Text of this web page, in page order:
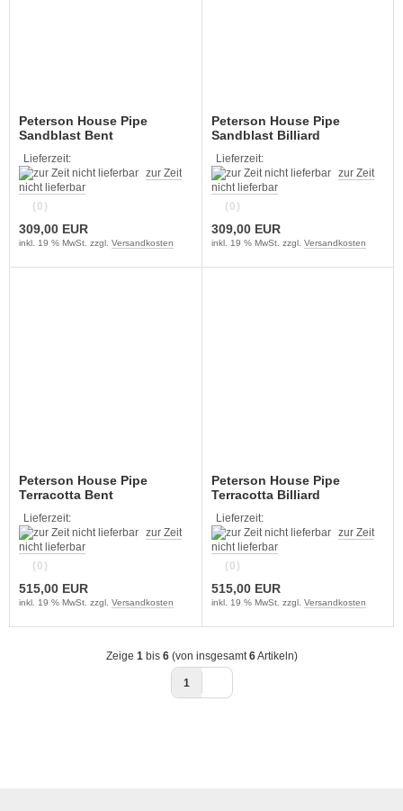
Peterson House Pipe
Sandblast Bent
Lieferzeit:
zur Zeit
nicht lieferbar
(0)
309,00 EUR
inkl. 19 % MwSt. zzgl. Versandkosten
Peterson House Pipe
Sandblast Billiard
Lieferzeit:
zur Zeit
nicht lieferbar
(0)
309,00 EUR
inkl. 19 % MwSt. zzgl. Versandkosten
Peterson House Pipe
Terracotta Bent
Lieferzeit:
zur Zeit
nicht lieferbar
(0)
515,00 EUR
inkl. 19 % MwSt. zzgl. Versandkosten
Peterson House Pipe
Terracotta Billiard
Lieferzeit:
zur Zeit
nicht lieferbar
(0)
515,00 EUR
inkl. 19 % MwSt. zzgl. Versandkosten
Zeige 1 bis 6(von insgesamt 6Artikeln)
1